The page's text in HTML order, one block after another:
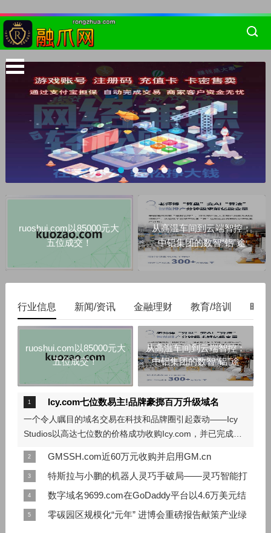
ruoshui.com以85000元大
五位成交！
从高温车间到云端智控：
中铝集团的数智“铝”途
行业信息 新闻/资讯 金融理财 教育/培训 时
ruoshui.com以85000元大
五位成交！
从高温车间到云端智控：
中铝集团的数智“铝”途
Icy.com七位数易主!品牌豪掷百万升级域名
一个令人瞩目的域名交易在科技和品牌圈引起轰动——Icy
Studios以高达七位数的价格成功收购Icy.com，并已完成品
宣布，
GMSSH.com近60万元收购并启用GM.cn
服务器运维平台GMSSH近日宣布收购并启用全新品牌域
名：GM.cn，以替换原官网域名gmssh.com。据透露，该域
名收购价接近60万元。
特斯拉与小鹏的机器人灵巧手破局——灵巧智能打
造“有用的手”
当特斯拉仍在为灵巧手的工程化与可靠性问题所困，当小鹏
数字域名9699.com在GoDaddy平台以4.6万美元结
拍，短数字域名市场热度持续
零碳园区规模化“元年” 进博会重磅报告献策产业绿